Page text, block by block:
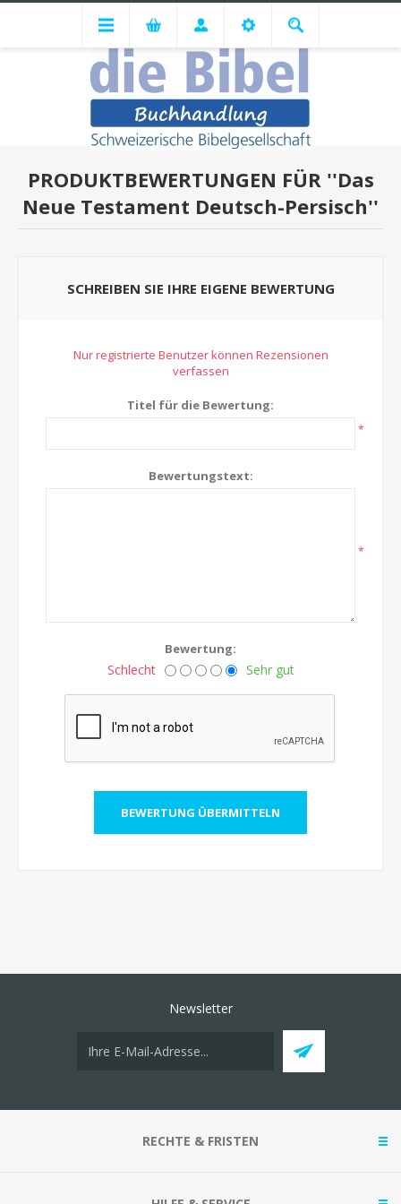
PRODUKTBEWERTUNGEN FÜR
Das
Neue Testament Deutsch-Persisch
SCHREIBEN SIE IHRE EIGENE BEWERTUNG
Nur registrierte Benutzer können Rezensionen
verfassen
Titel für die Bewertung:
*
Bewertungstext:
*
Bewertung:
Schlecht Sehr gut
Newsletter
RECHTE & FRISTEN